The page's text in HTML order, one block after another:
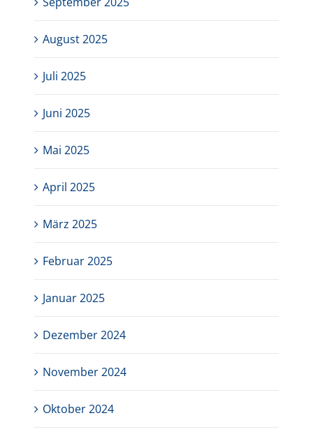
August 2025
Juli 2025
Juni 2025
Mai 2025
April 2025
März 2025
Februar 2025
Januar 2025
Dezember 2024
November 2024
Oktober 2024